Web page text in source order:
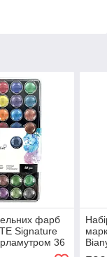
фарб
Signature
36